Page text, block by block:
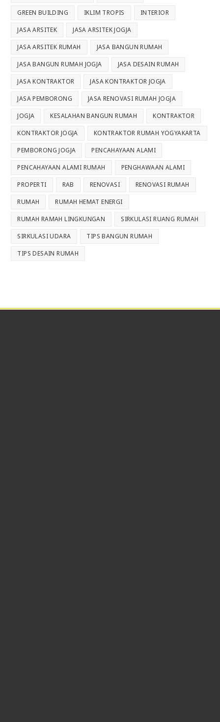
GREEN BUILDING IKLIM TROPIS INTERIOR
JASA ARSITEK JASA ARSITEK JOGJA
JASA ARSITEK RUMAH JASA BANGUN RUMAH
JASA BANGUN RUMAH JOGJA JASA DESAIN RUMAH
JASA KONTRAKTOR JASA KONTRAKTOR JOGJA
JASA PEMBORONG JASA RENOVASI RUMAH JOGJA
JOGJA KESALAHAN BANGUN RUMAH KONTRAKTOR
KONTRAKTOR JOGJA KONTRAKTOR RUMAH YOGYAKARTA
PEMBORONG JOGJA PENCAHAYAAN ALAMI
PENCAHAYAAN ALAMI RUMAH PENGHAWAAN ALAMI
PROPERTI RAB RENOVASI RENOVASI RUMAH
RUMAH RUMAH HEMAT ENERGI
RUMAH RAMAH LINGKUNGAN SIRKULASI RUANG RUMAH
SIRKULASI UDARA TIPS BANGUN RUMAH
TIPS DESAIN RUMAH